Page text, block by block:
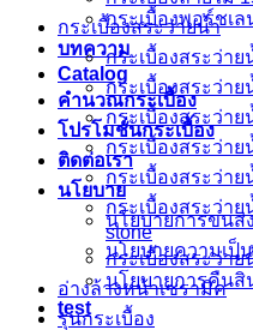
กระเบื้องพอร์ชเ
บทความ
Catalog
คำนวณกระเบื้อง
โปรโมชั่นกระเบื้อง
ติดต่อเรา
นโยบาย
นโยบายการขนส่
นโยบายความเป็
นโยบายการคืนสิ
test
กระเบื้องสระว่ายน้ำ
กระเบื้องสระว่าย
กระเบื้องสระว่า
กระเบื้องสระว่า
กระเบื้องสระว่าย
กระเบื้องสระว่าย
กระเบื้องสระว่า
stone
กระเบื้องสระว่าย
อ่างล้างหน้าเซรามิค
รุ่นกระเบื้อง